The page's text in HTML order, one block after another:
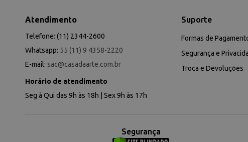
Atendimento
Telefone: (11) 2344-2600
Whatsapp: 55 (11) 9 4358-2220
E-mail: sac@casadaarte.com.br
Horário de atendimento
Seg à Qui das 9h às 18h | Sex 9h às 17h
Suporte
Formas de
Segurança e
Troca e Devoluções
Segurança